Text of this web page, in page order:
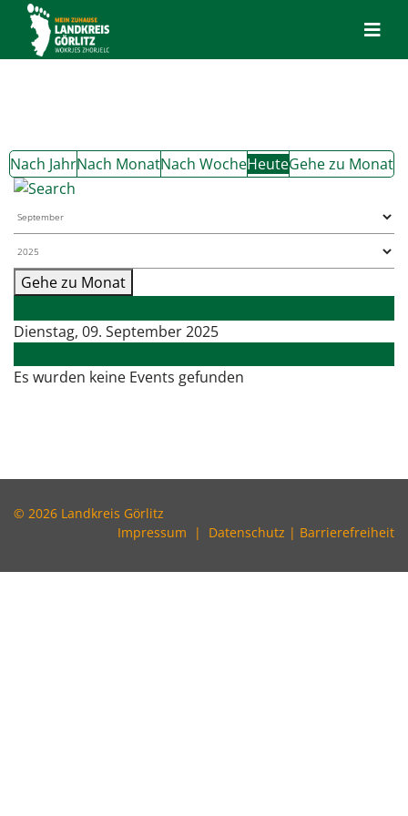
Nach JahrNach MonatNach WocheHeuteGehe zu Monat
Gehe zu Monat
Dienstag, 09. September 2025
Es wurden keine Events gefunden
© 2026 Landkreis Görlitz
Impressum | Datenschutz | Barrierefreiheit